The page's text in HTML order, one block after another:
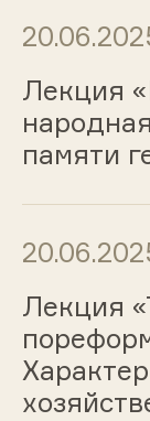
Лекция
памяти
Лекция